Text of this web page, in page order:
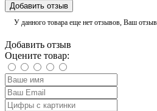
Добавить отзыв
У данного товара еще нет отзывов, Ваш
Добавить отзыв
Оцените товар: